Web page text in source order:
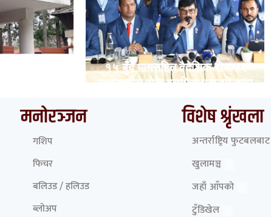
१५ बुँदे मागसहित वैदेशिक रोजगार
व्यवसायीले रोके श्रमिक पठाउने काम
मनोरञ्जन
गशिप
फिचर
बलिउड / हलिउड
ब्लोअप
विशेष श्रृंखला
अन्तर्राष्ट्रिय फुटबलबाट
खुलामञ्च
जहाँ आँपको
टुँडिखेल